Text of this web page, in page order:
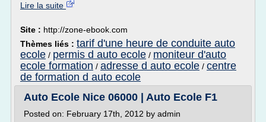
Lire la suite
Site : http://zone-ebook.com
Thèmes liés : tarif d'une heure de conduite auto
ecole / permis d auto ecole / moniteur d'auto
ecole formation / adresse d auto ecole / centre
de formation d auto ecole
Auto Ecole Nice 06000 | Auto Ecole F1
Posted on: February 17th, 2012 by admin